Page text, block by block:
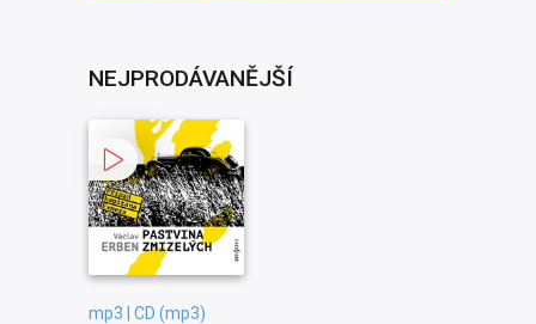
NEJPRODÁVANĚJŠÍ
mp3 | CD (mp3)